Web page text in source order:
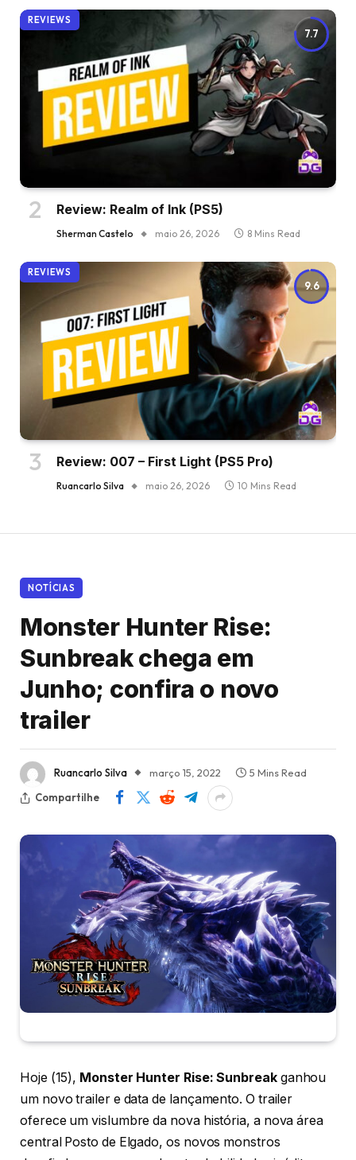
7.7
REVIEWS
Review: Realm of Ink (PS5)
Sherman Castelo maio 26, 2026 8 Mins Read
9.6
REVIEWS
Review: 007 – First Light (PS5 Pro)
Ruancarlo Silva maio 26, 2026 10 Mins Read
NOTÍCIAS
Monster Hunter Rise:
Sunbreak chega em
Junho; confira o novo
trailer
Ruancarlo Silva março 15, 2022
5 Mins Read
Compartilhe
Hoje (15), Monster Hunter Rise: Sunbreakganhou
um novo trailer e data de lançamento. O trailer
oferece um vislumbre da nova história, a nova área
central Posto de Elgado, os novos monstros